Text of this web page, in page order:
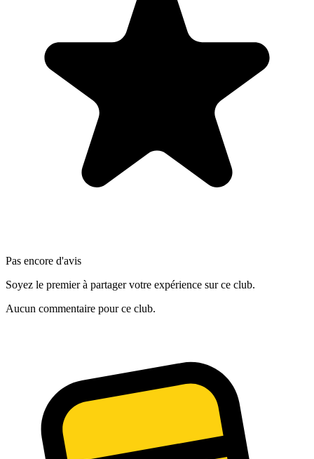
Pas encore d'avis
Soyez le premier à partager votre expérience sur ce club.
Aucun commentaire pour ce club.